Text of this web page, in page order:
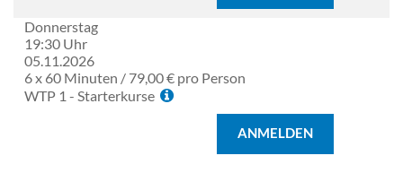
Donnerstag
19:30 Uhr
05.11.2026
6 x 60 Minuten / 79,00 € pro Person
WTP 1 - Starterkurse
ANMELDEN